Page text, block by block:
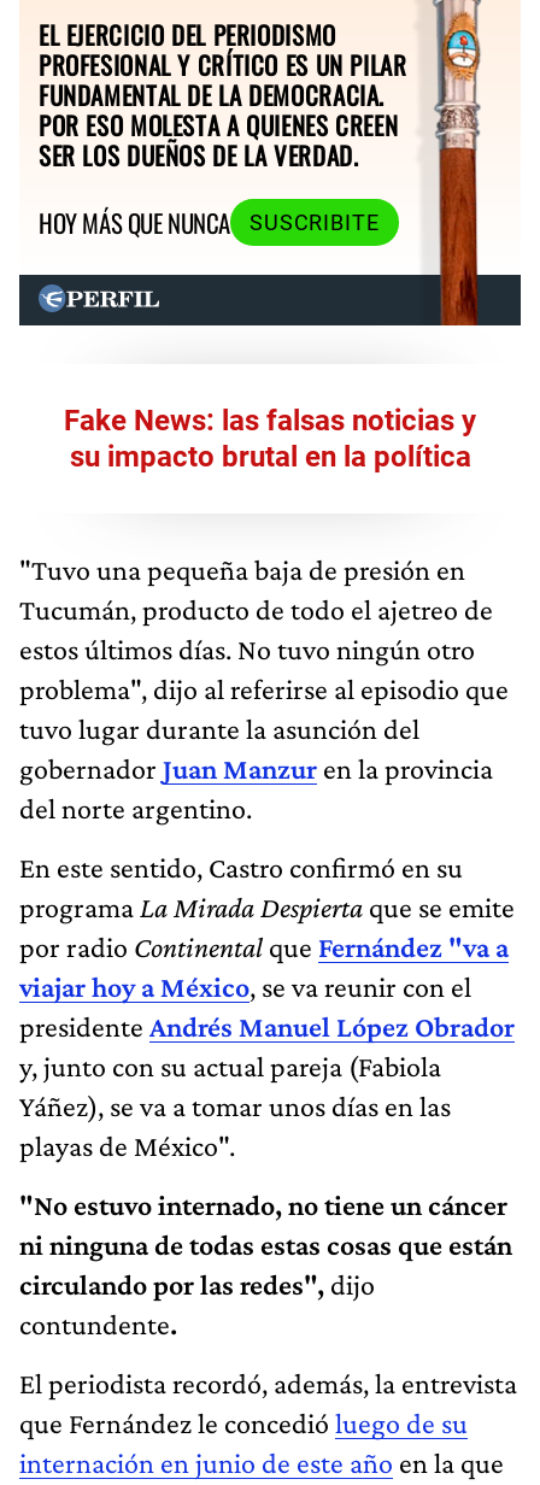
EL EJERCICIO DEL PERIODISMO
PROFESIONAL Y CRÍTICO ES UN PILAR
FUNDAMENTAL DE LA DEMOCRACIA.
POR ESO MOLESTA A QUIENES CREEN
SER LOS DUEÑOS DE LA VERDAD.
HOY MÁS QUE NUNCA
SUSCRIBITE
Fake News: las falsas noticias y
su impacto brutal en la política
"Tuvo una pequeña baja de presión en
Tucumán, producto de todo el ajetreo de
estos últimos días. No tuvo ningún otro
problema", dijo al referirse al episodio que
tuvo lugar durante la asunción del
gobernador Juan Manzur en la provincia
del norte argentino.
En este sentido, Castro confirmó en su
programa La Mirada Despierta que se emite
por radio Continental que Fernández "va a
viajar hoy a México, se va reunir con el
presidente Andrés Manuel López Obrador
y, junto con su actual pareja (Fabiola
Yáñez), se va a tomar unos días en las
playas de México".
"No estuvo internado, no tiene un cáncer
ni ninguna de todas estas cosas que están
circulando por las redes", dijo
contundente.
El periodista recordó, además, la entrevista
que Fernández le concedió luego de su
internación en junio de este año en la que